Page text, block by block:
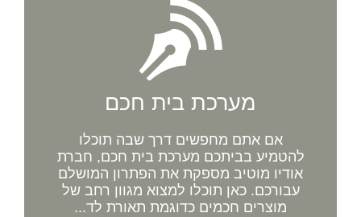
מערכת בית חכם
אם אתם מחפשים דרך שבה תוכלו
להטמיע בביתכם מערכת בית חכם, חברת
אודיו מוטיב מספקת את הפתרון המושלם
עבורכם. כאן תוכלו למצוא מגוון רחב של
מוצרים חכמים כדוגמת תאורת לד...